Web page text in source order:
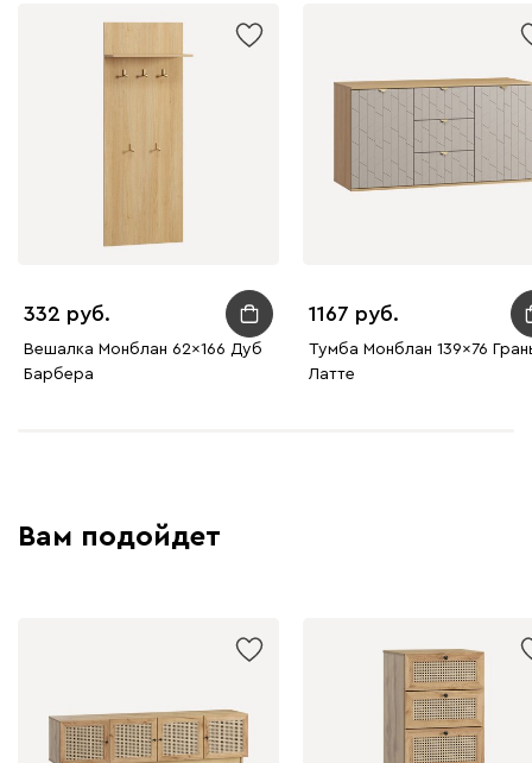
332
Вешалка Монблан 62x166 Дуб
Барбера
1167
Тумба Монблан 139x76
Латте
Вам подойдет